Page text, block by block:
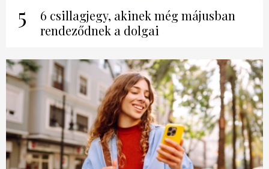
5
6 csillagjegy, akinek még májusban
rendeződnek a dolgai